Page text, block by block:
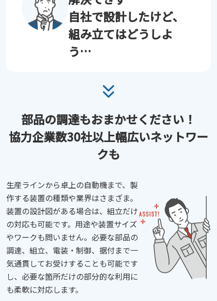
自社で設計したけど、
組み立てはどうしよ
う…
部品の調達もおまかせください！
協力企業数30社以上幅広いネットワー
クも
生産ラインから卓上の自動機まで、製
作する装置の種類や業界はさまざま。
装置の設計図がある場合は、組立だけ
の対応も可能です。用途や装置サイズ
やワークも問いません。必要な部品の
調達、組立、電装・制御、据付まで一
気通貫してお受けすることも可能です
し、必要な箇所だけの部分的な利用に
も柔軟に対応します。